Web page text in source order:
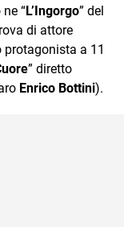
“L’Ingorgo” del
di attore
protagonista a 11
” diretto
Enrico Bottini).